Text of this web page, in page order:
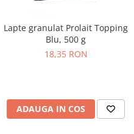
Lapte granulat Prolait Topping
Blu, 500 g
18,35 RON
ADAUGA IN COS